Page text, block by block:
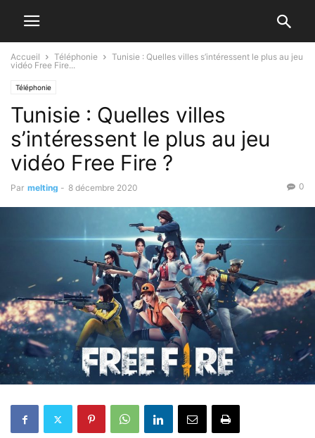
Accueil Téléphonie
Tunisie : Quelles villes s’intéressent le plus au jeu
vidéo Free Fire...
Téléphonie
Tunisie : Quelles villes
s’intéressent le plus au jeu
vidéo Free Fire ?
Par melting - 8 décembre 2020 0